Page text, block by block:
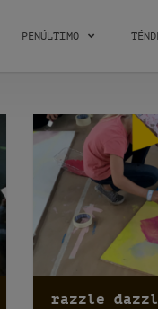
PENÚLTIMO
razzle